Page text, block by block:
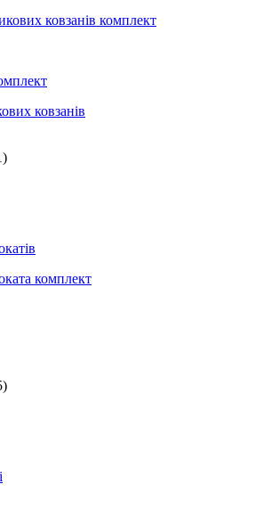
ковзанів комплект
ковзанів
комплект